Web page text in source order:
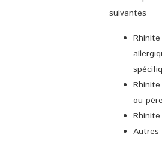
suivantes
ou
Autres